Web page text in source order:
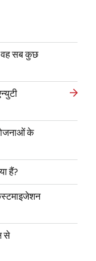
वह सब कुछ
के
हैं?
से